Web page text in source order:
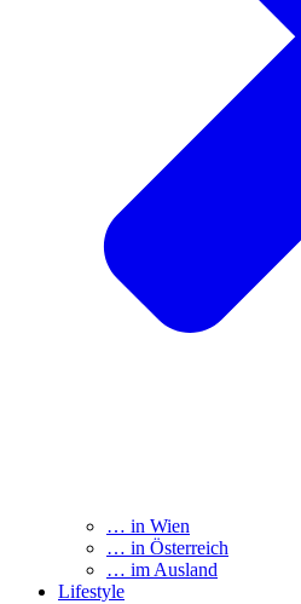
… in Wien
… in Österreich
… im Ausland
Lifestyle